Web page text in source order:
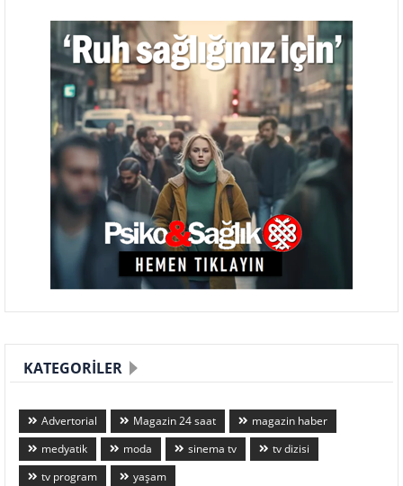
KATEGORILER
Advertorial Magazin 24 saat
magazin haber
medyatik
moda sinema tv
tv dizisi
tv program
yaşam